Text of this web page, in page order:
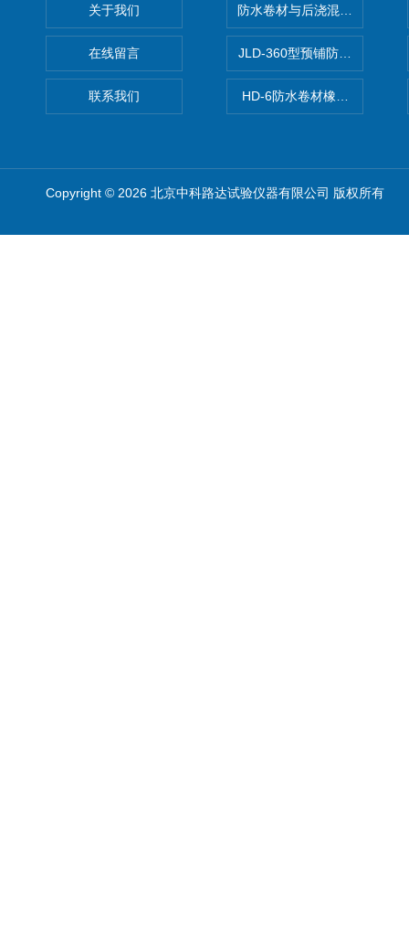
关于我们
在线留言
联系我们
防水卷材与后浇混凝土剥离强
JLD-360型预铺防水卷材抗冲
HD-6防水卷材橡胶测厚仪
Copyright © 2026 北京中科路达试验仪器有限公司 版权所有